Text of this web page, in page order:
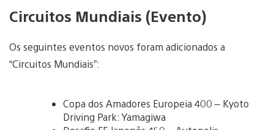
Circuitos Mundiais (Evento)
Os seguintes eventos novos foram adicionados a
“Circuitos Mundiais”:
Copa dos Amadores Europeia 400 – Kyoto
Driving Park: Yamagiwa